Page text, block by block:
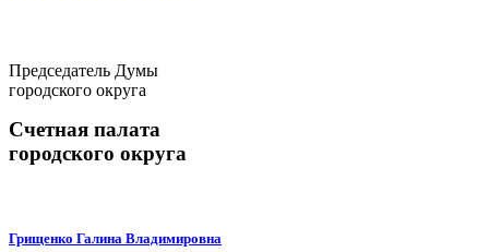
Председатель Думы
городского округа
Счетная палата
городского округа
Грищенко Галина Владимировна